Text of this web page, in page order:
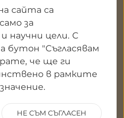
музей
сайта са
за
научни цели. С
бутон "Съгласявам
че ще ги
в рамките
НЕ СЪМ СЪГЛАСЕН